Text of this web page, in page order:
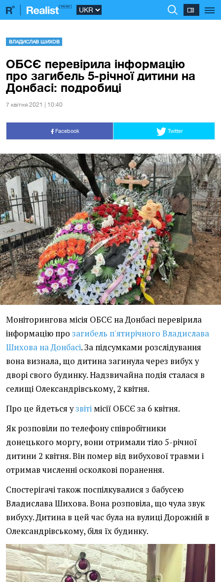
ВЛАДИСЛАВ ШИХОВ
ОБСЄ перевірила інформацію
про загибель 5-річної дитини на
Донбасі: подробиці
7 квiтня 2021 | 10:40
Facebook Twitter
Моніторингова місія ОБСЄ на Донбасі перевірила
інформацію про загибель п'ятирічного Владислава
Шихова на Донбасі. За підсумками розслідування
вона визнала, що дитина загинула через вибух у
дворі свого будинку. Надзвичайна подія сталася в
селищі Олександрівському, 2 квітня.
Про це йдеться узвіті місії ОБСЄ за 6 квітня.
Як розповіли по телефону співробітники
донецького моргу, вони отримали тіло 5-річної
дитини 2 квітня. Він помер від вибухової травми і
отримав численні осколкові поранення.
Спостерігачі також поспілкувалися з бабусею
Владислава Шихова. Вона розповіла, що чула звук
вибуху. Дитина в цей час була на вулиці Дорожній в
Олександрівському, біля їх будинку.